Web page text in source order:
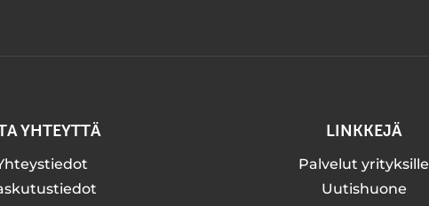
YHTEYTTÄ LINKKEJÄ
Palvelut yrityksille
Uutishuone